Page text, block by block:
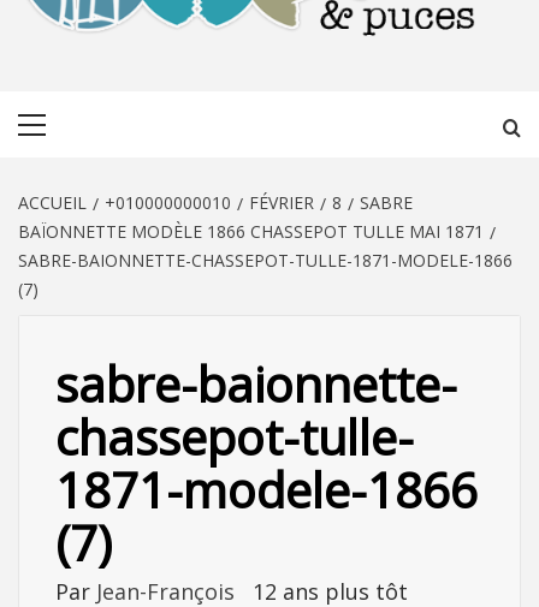
ACCUEIL +010000000010 FÉVRIER 8
SABRE
BAÏONNETTE MODÈLE 1866 CHASSEPOT TULLE MAI 1871
SABRE-BAIONNETTE-CHASSEPOT-TULLE-1871-MODELE-1866
(7)
sabre-baionnette-
chassepot-tulle-
1871-modele-1866
(7)
Par Jean-François 12 ans plus tôt